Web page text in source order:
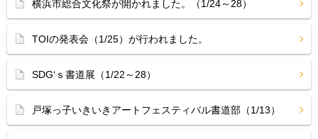
横浜市総合文化祭が開かれました。（1/24～28）
TOIの発表会（1/25）が行われました。
SDG‘ｓ書道展（1/22～28）
戸塚っ子いきいきアートフェスティバル書道部（1/13）